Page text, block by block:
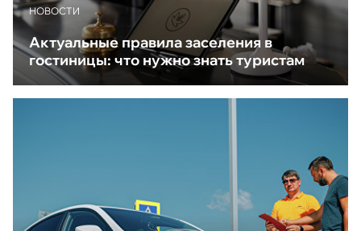
НОВОСТИ
Актуальные правила заселения в
гостиницы: что нужно знать туристам